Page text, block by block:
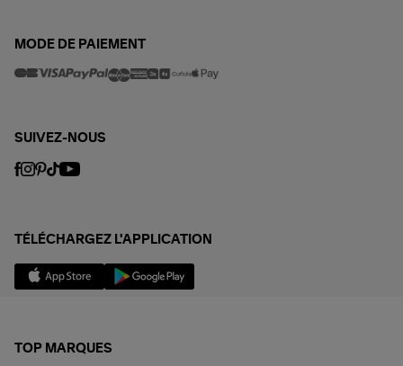
MODE DE PAIEMENT
SUIVEZ-NOUS
TÉLÉCHARGEZ L'APPLICATION
TOP MARQUES